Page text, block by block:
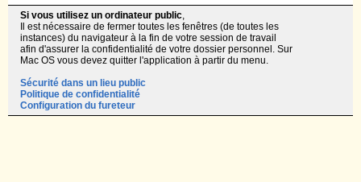
Si vous utilisez un ordinateur public,
Il est nécessaire de fermer toutes les fenêtres (de toutes les
instances) du navigateur à la fin de votre session de travail
afin d'assurer la confidentialité de votre dossier personnel. Sur
Mac OS vous devez quitter l'application à partir du menu.
Sécurité dans un lieu public
Politique de confidentialité
Configuration du fureteur